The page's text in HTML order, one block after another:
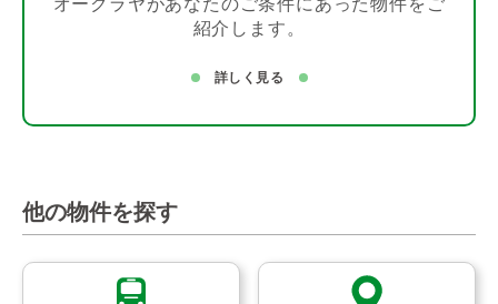
紹介します。
詳しく見る
他の物件を探す